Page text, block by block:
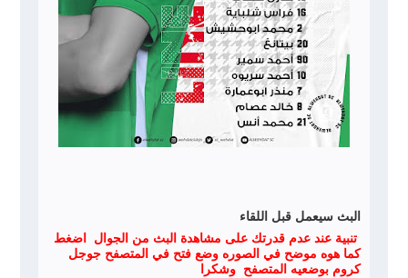
البث سيعمل قبل اللقاء
تنبية عند عدم قدرتك على مشاهدة البث من الجوال اضغط
كما هوه موضح في الصوره وضع فتح في المتصفح جوجل
كروم بوضعيه المتصفح وشكرا